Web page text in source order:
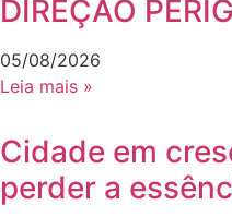
DIREÇÃO
05/08/2026
Leia mais »
Cidade em
perder a